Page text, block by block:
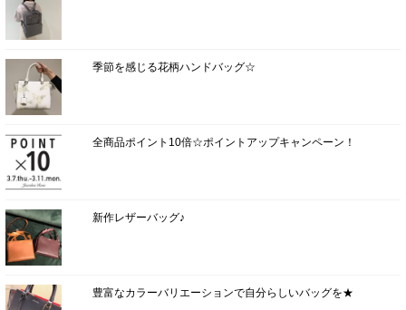
季節を感じる花柄ハンドバッグ☆
全商品ポイント10倍☆ポイントアップキャンペーン！
新作レザーバッグ♪
豊富なカラーバリエーションで自分らしいバッグを★